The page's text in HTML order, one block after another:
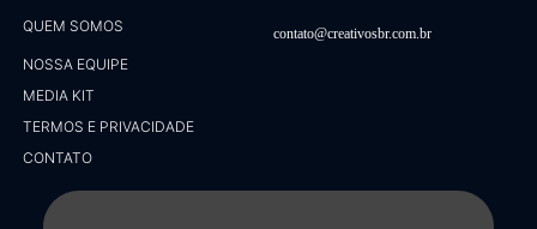
QUEM SOMOS
NOSSA EQUIPE
MEDIA KIT
TERMOS E PRIVACIDADE
CONTATO
contato@creativosbr.com.br